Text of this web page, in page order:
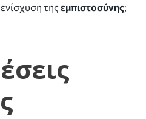
της εμπιστοσύνης;